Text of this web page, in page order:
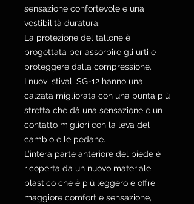
sensazione confortevole e una
vestibilità duratura.
La protezione del tallone è
progettata per assorbire gli urti e
proteggere dalla compressione.
I nuovi stivali SG-12 hanno una
calzata migliorata con una punta più
stretta che dà una sensazione e un
contatto migliori con la leva del
cambio e le pedane.
L’intera parte anteriore del piede è
ricoperta da un nuovo materiale
plastico che è più leggero e offre
maggiore comfort e sensazione,